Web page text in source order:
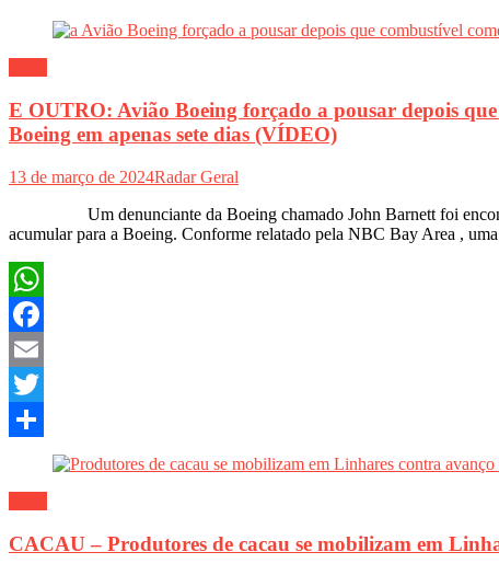
E OUTRO: Avião Boeing forçado a pousar depois
Boeing em apenas sete dias (VÍDEO)
13 de março de 2024Radar Geral
Um denunciante da Boeing chamado John Barnett foi
acumular para a Boeing. Conforme relatado pela NBC Bay Area ,
WhatsApp
Facebook
Email
Twitter
CACAU – Produtores de cacau se mobilizam em